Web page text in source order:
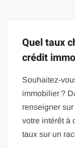
Quel taux
crédit
Souhaitez-
immobilier ?
renseigner
votre intérêt à
taux sur un